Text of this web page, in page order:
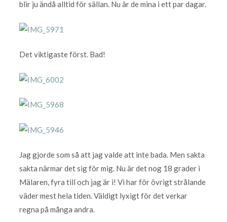
blir ju ändå alltid för sällan. Nu är de mina i ett par dagar.
Det viktigaste först. Bad!
Jag gjorde som så att jag valde att inte bada. Men sakta
sakta närmar det sig för mig. Nu är det nog 18 grader i
Mälaren, fyra till och jag är i! Vi har för övrigt strålande
väder mest hela tiden. Väldigt lyxigt för det verkar
regna på många andra.